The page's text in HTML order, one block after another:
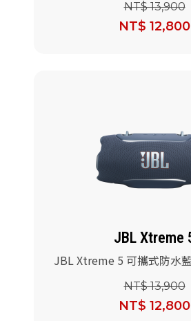
NT$ 13,900
NT$ 12,800
JBL Xtreme
JBL Xtreme 5 可攜式防水
NT$ 13,900
NT$ 12,800